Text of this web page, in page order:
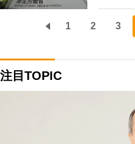
1 2 3
注目TOPIC